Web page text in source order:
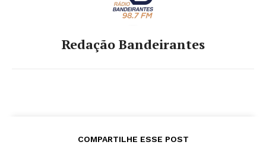
Redação Bandeirantes
COMPARTILHE ESSE POST